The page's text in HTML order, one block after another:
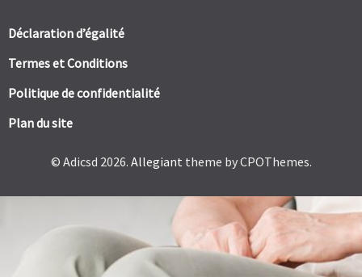
Déclaration d’égalité
Termes et Conditions
Politique de confidentialité
Plan du site
© Adicsd 2026. Allegiant theme by CPOThemes.